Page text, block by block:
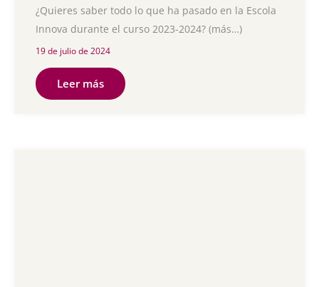
¿Quieres saber todo lo que ha pasado en la Escola
Innova durante el curso 2023-2024? (más…)
19 de julio de 2024
Leer más